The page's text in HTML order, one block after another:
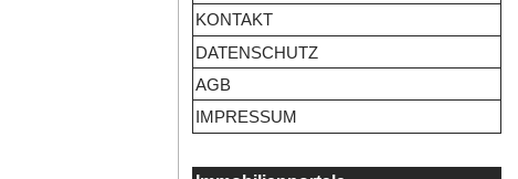
KONTAKT
DATENSCHUTZ
AGB
IMPRESSUM